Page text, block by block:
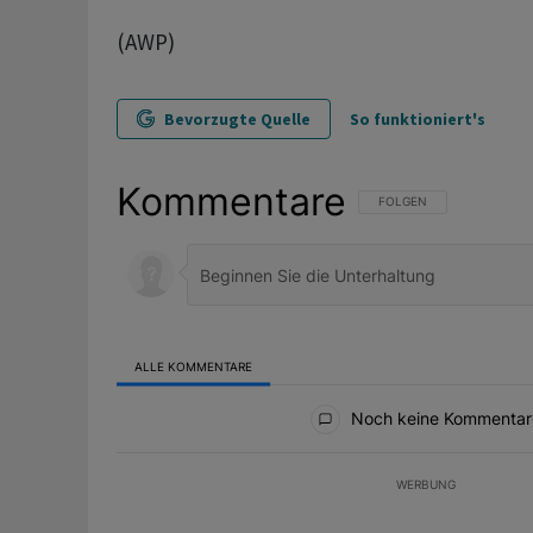
(AWP)
Bevorzugte Quelle So funktioniert's
Kommentare FOLGE DIESER
FOLGEN
ALLE KOMMENTARE
Noch keine
WERBUNG